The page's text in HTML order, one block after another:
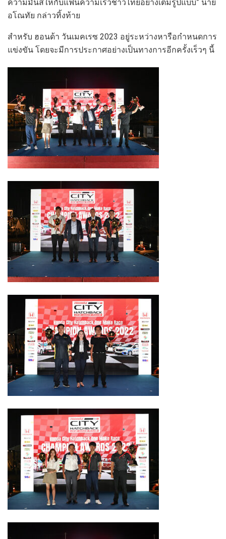
ความมันส์ให้กับแฟนความเร็วชาวไทยอย่างเต็มรูปแบบ” นาย
อโณทัย กล่าวทิ้งท้าย
สำหรับ ฮอนด้า วันเมคเรซ 2023 อยู่ระหว่างหารือกำหนดการ
แข่งขัน โดยจะมีการประกาศอย่างเป็นทางการอีกครั้งเร็วๆ นี้